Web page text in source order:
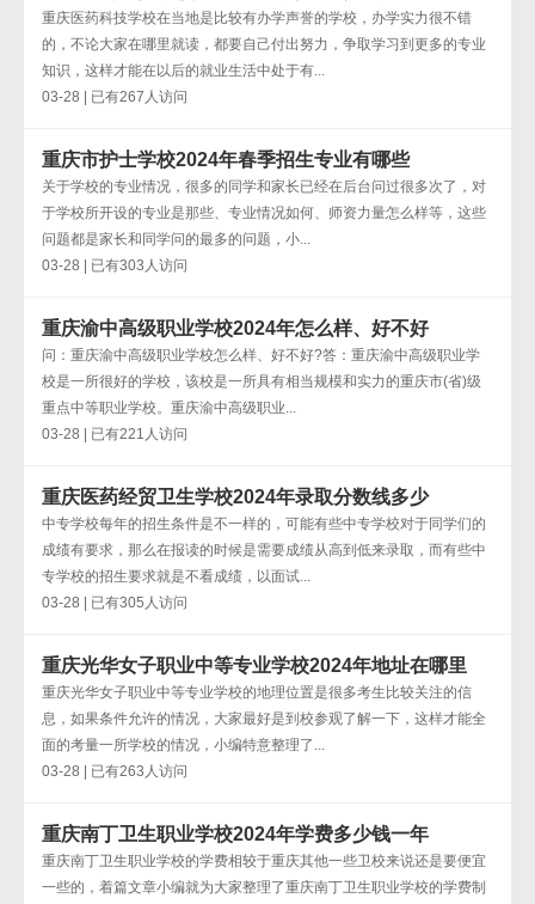
重庆医药科技学校在当地是比较有办学声誉的学校，办学实力很不错
的，不论大家在哪里就读，都要自己付出努力，争取学习到更多的专业
知识，这样才能在以后的就业生活中处于有...
03-28 | 已有267人访问
重庆市护士学校2024年春季招生专业有哪些
关于学校的专业情况，很多的同学和家长已经在后台问过很多次了，对
于学校所开设的专业是那些、专业情况如何、师资力量怎么样等，这些
问题都是家长和同学问的最多的问题，小...
03-28 | 已有303人访问
重庆渝中高级职业学校2024年怎么样、好不好
问：重庆渝中高级职业学校怎么样、好不好?答：重庆渝中高级职业学
校是一所很好的学校，该校是一所具有相当规模和实力的重庆市(省)级
重点中等职业学校。重庆渝中高级职业...
03-28 | 已有221人访问
重庆医药经贸卫生学校2024年录取分数线多少
中专学校每年的招生条件是不一样的，可能有些中专学校对于同学们的
成绩有要求，那么在报读的时候是需要成绩从高到低来录取，而有些中
专学校的招生要求就是不看成绩，以面试...
03-28 | 已有305人访问
重庆光华女子职业中等专业学校2024年地址在哪里
重庆光华女子职业中等专业学校的地理位置是很多考生比较关注的信
息，如果条件允许的情况，大家最好是到校参观了解一下，这样才能全
面的考量一所学校的情况，小编特意整理了...
03-28 | 已有263人访问
重庆南丁卫生职业学校2024年学费多少钱一年
重庆南丁卫生职业学校的学费相较于重庆其他一些卫校来说还是要便宜
一些的，着篇文章小编就为大家整理了重庆南丁卫生职业学校的学费制